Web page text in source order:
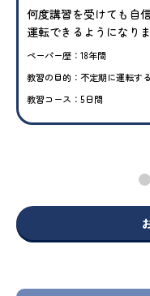
何度講習を受けても自
運転できるようになり
ペーパー歴：18年間
教習の目的：不定期に運転す
教習コース：5日間